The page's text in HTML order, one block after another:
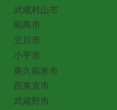
武蔵村山市
昭島市
立川市
小平市
東久留米市
西東京市
武蔵野市